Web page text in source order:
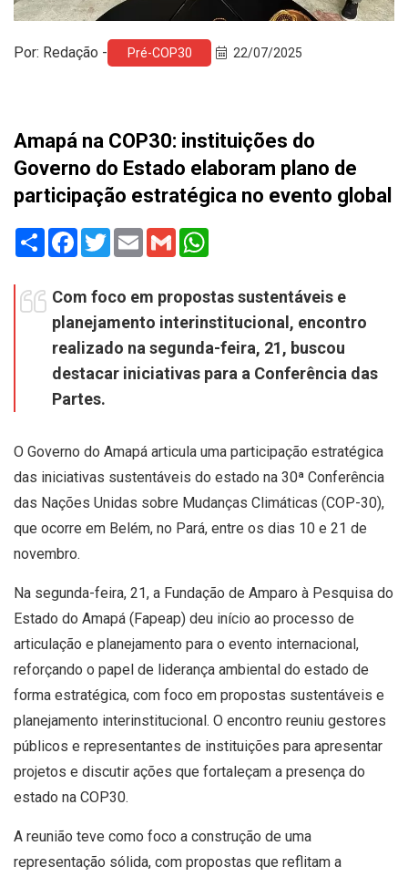
Por: Redação - Pré-COP30 22/07/2025
Amapá na COP30: instituições do
Governo do Estado elaboram plano de
participação estratégica no evento global
Share Facebook
TwitterEmail Gmail
Com foco em propostas sustentáveis e
planejamento interinstitucional, encontro
realizado na segunda-feira, 21, buscou
destacar iniciativas para a Conferência das
Partes.
O Governo do Amapá articula uma participação estratégica
das iniciativas sustentáveis do estado na 30ª Conferência
das Nações Unidas sobre Mudanças Climáticas (COP-30),
que ocorre em Belém, no Pará, entre os dias 10 e 21 de
novembro.
Na segunda-feira, 21, a Fundação de Amparo à Pesquisa do
Estado do Amapá (Fapeap) deu início ao processo de
articulação e planejamento para o evento internacional,
reforçando o papel de liderança ambiental do estado de
forma estratégica, com foco em propostas sustentáveis e
planejamento interinstitucional. O encontro reuniu gestores
públicos e representantes de instituições para apresentar
projetos e discutir ações que fortaleçam a presença do
estado na COP30.
A reunião teve como foco a construção de uma
representação sólida, com propostas que reflitam a